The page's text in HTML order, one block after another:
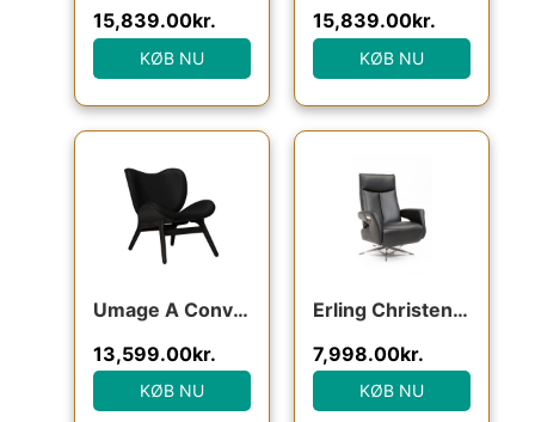
15,839.00kr.
KØB NU
15,839.00kr.
KØB NU
Umage A Conversation Piece – Lav – Black Oak/Sort læder : Erling Christensen Møbler
Den oprindelige pris var: 16,999.00kr..
13,599.00kr.
Den aktuelle pris er:
KØB NU
Erling Christensen Møbler Lone otiumstol – sort læder : Erling Christensen Møbler : Erling Christensen Møbler
7,998.00kr.
KØB NU